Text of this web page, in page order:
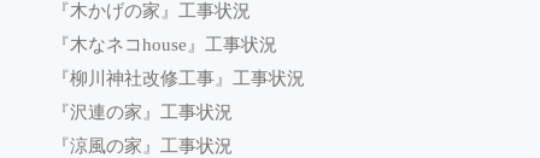
『木かげの家』工事状況
『木なネコhouse』工事状況
『柳川神社改修工事』工事状況
『沢連の家』工事状況
『涼風の家』工事状況